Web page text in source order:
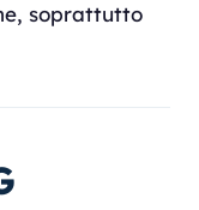
soprattutto